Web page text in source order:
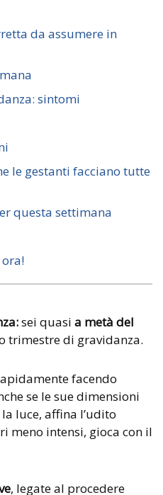
da assumere in
sintomi
le gestanti facciano tutte
questa settimana
sei quasi a metà del
trimestre di gravidanza.
facendo
se le sue dimensioni
luce, affina l’udito
meno intensi, gioca con il
, legate al procedere